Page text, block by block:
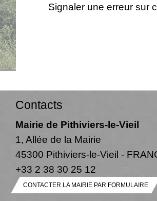
Signaler une erreur sur
Contacts
Mairie de Pithiviers-le-Vieil
1, Allée de la Mairie
45300 Pithiviers-le-Vieil -
+33 2 38 30 25 12
CONTACTER LA MAIRIE PAR FORMULAIRE